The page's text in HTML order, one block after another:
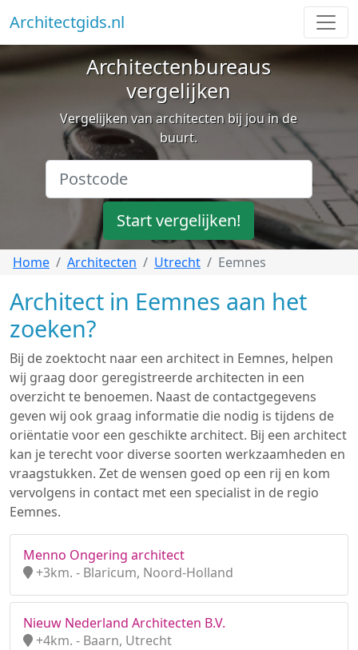
Architectgids.nl
Architectenbureaus
vergelijken
Vergelijken van architecten bij jou in de
buurt.
Start vergelijken!
Home Architecten Utrecht Eemnes
Architect in Eemnes aan het
zoeken?
Bij de zoektocht naar een architect in Eemnes, helpen
wij graag door geregistreerde architecten in een
overzicht te benoemen. Naast de contactgegevens
geven wij ook graag informatie die nodig is tijdens de
oriëntatie voor een geschikte architect. Bij een architect
kan je terecht voor diverse soorten werkzaamheden en
vraagstukken. Zet de wensen goed op een rij en kom
vervolgens in contact met een specialist in de regio
Eemnes.
Menno Ongering architect
+3km. - Blaricum, Noord-Holland
Nieuw Nederland Architecten B.V.
+4km. - Baarn, Utrecht